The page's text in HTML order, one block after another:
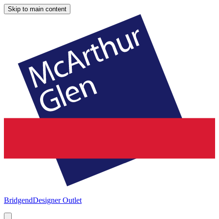
Skip to main content
BridgendDesigner Outlet